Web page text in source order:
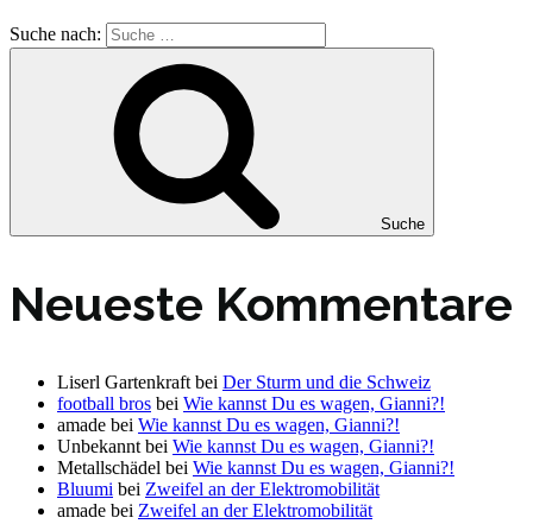
Suche nach:
Suche
Neueste Kommentare
Liserl Gartenkraft bei Der Sturm und die Schweiz
football bros bei Wie kannst Du es wagen, Gianni?!
amade bei Wie kannst Du es wagen, Gianni?!
Unbekannt bei Wie kannst Du es wagen, Gianni?!
Metallschädel bei Wie kannst Du es wagen, Gianni?!
Bluumi bei Zweifel an der Elektromobilität
amade bei Zweifel an der Elektromobilität